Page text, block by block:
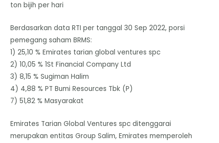
ton bijih per hari
Berdasarkan data RTI per tanggal 30 Sep 2022, porsi
pemegang saham BRMS:
1) 25,10 % Emirates tarian global ventures spc
2) 10,05 % 1St Financial Company Ltd
3) 8,15 % Sugiman Halim
4) 4,88 % PT Bumi Resources Tbk (P)
7) 51,82 % Masyarakat
Emirates Tarian Global Ventures spc ditenggarai
merupakan entitas Group Salim, Emirates memperoleh